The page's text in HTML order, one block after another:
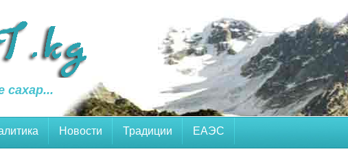
сахар...
Новости Традиции ЕАЭС